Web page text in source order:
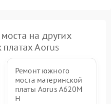
на других
Aorus
Ремонт южного
моста материнской
платы Aorus A620M
H